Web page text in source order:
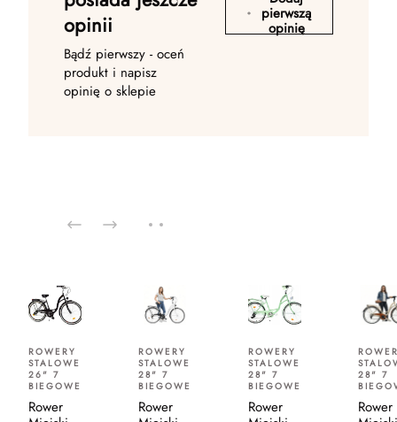
opinii
Bądź pierwszy - oceń
produkt i napisz
opinię o sklepie
pierwszą
opinię
ROWERY
STALOWE
26" 7
BIEGOWE
Rower
ROWERY
STALOWE
28" 7
BIEGOWE
Rower
ROWERY
STALOWE
28" 7
BIEGOWE
Rower
28" 7
Rower